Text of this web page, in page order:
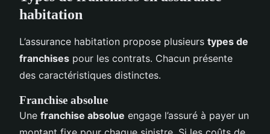
habitation
L’assurance habitation propose plusieurs types de
franchises pour les contrats. Chacun présente
des caractéristiques distinctes.
Franchise absolue
Une franchise absolue engage l’assuré à payer un